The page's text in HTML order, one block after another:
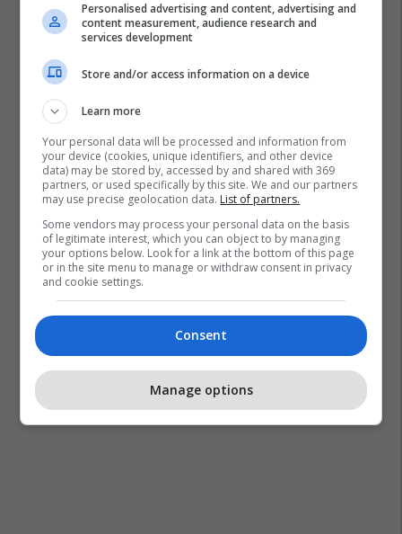
Turqia Fethullah Gylen
Personalised advertising and content, advertising and
content measurement, audience research and
services development
Store and/or access information on a device
Learn more
Your personal data will be processed and information from
your device (cookies, unique identifiers, and other device
data) may be stored by, accessed by and shared with 369
partners, or used specifically by this site. We and our partners
may use precise geolocation data. List of partners.
Some vendors may process your personal data on the basis
of legitimate interest, which you can object to by managing
your options below. Look for a link at the bottom of this page
or in the site menu to manage or withdraw consent in privacy
and cookie settings.
Consent
Manage options